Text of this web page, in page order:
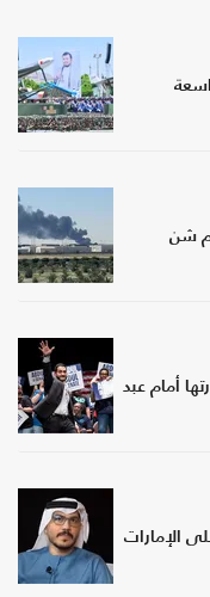
شن
أمام عبد
على الإمارات